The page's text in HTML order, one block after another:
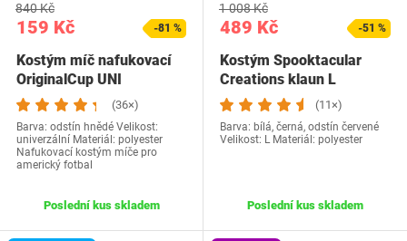
159 Kč
840 Kč
-81 %
Kostým míč nafukovací
OriginalCup UNI
(36×)
Barva: odstín hnědé Velikost:
univerzální Materiál: polyester
Nafukovací kostým míče pro
americký fotbal
Poslední kus skladem
489 Kč
1 008 Kč
-51 %
Kostým Spooktacular
Creations klaun L
(11×)
Barva: bílá, černá, odstín červené
Velikost: L Materiál: polyester
Poslední kus skladem